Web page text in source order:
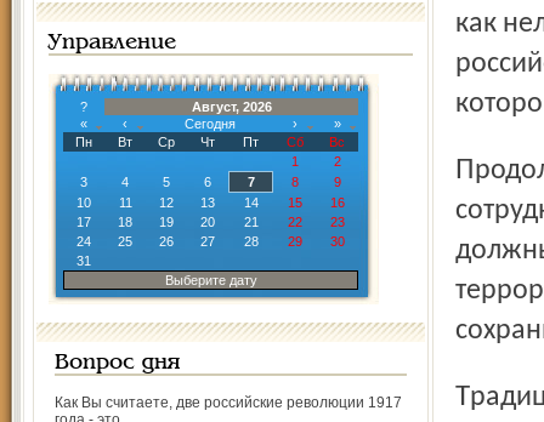
Управление
?
Август, 2026
«
‹ Сегодня ›
»
Пн
Вт Ср Чт Пт Сб
Вс
1
2
3
4 5 6 7 8
9
10
11 12 13 14 15
16
17
18 19 20 21 22
23
24
25 26 27 28 29
30
31
Выберите дату
Вопрос дня
Как Вы считаете, две российские революции 1917
как
Продолжая славные традиции предыдущих поколений,
Традиционно в этот знаменательный день вспоминаем